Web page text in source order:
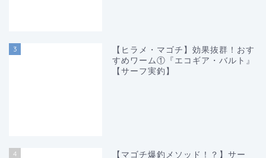
3
【ヒラメ・マゴチ】効果抜群！おす
すめワーム①『エコギア・バルト』
【サーフ実釣】
4
【マゴチ爆釣メソッド！？】サー